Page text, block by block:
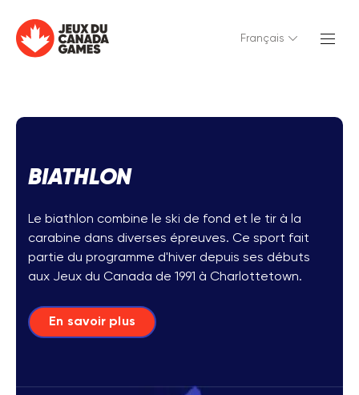
Français
BIATHLON
Le biathlon combine le ski de fond et le tir à la
carabine dans diverses épreuves. Ce sport fait
partie du programme d'hiver depuis ses débuts
aux Jeux du Canada de 1991 à Charlottetown.
En savoir plus